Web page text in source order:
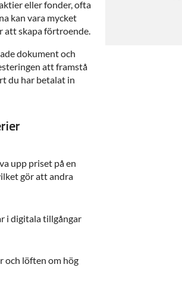
eller fonder, ofta
kan vara mycket
att skapa förtroende.
dokument och
att framstå
du har betalat in
upp priset på en
gör att andra
i digitala tillgångar
och löften om hög